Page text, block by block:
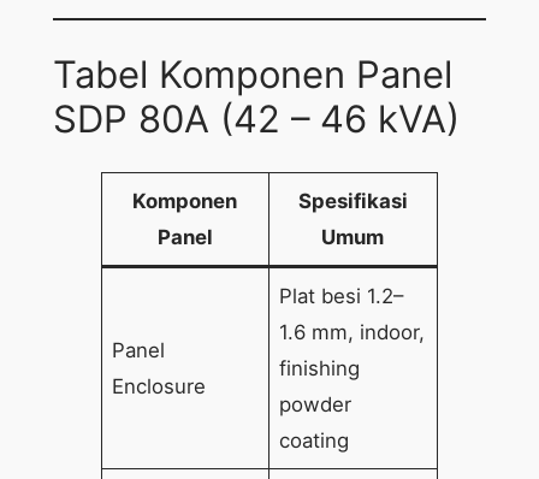
Tabel Komponen Panel
SDP 80A (42 – 46 kVA)
Komponen
Panel
Spesifikasi
Umum
Panel
Enclosure
Plat besi 1.2–
1.6 mm, indoor,
finishing
powder
coating